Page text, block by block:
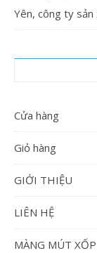
Yên, công ty
Cửa hàng
Giỏ hàng
GIỚI THIỆU
LIÊN HỆ
MÀNG MÚT